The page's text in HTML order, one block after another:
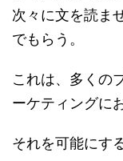
次々に文を読ま
でもらう。
これは、多くの
ーケティングに
それを可能にす